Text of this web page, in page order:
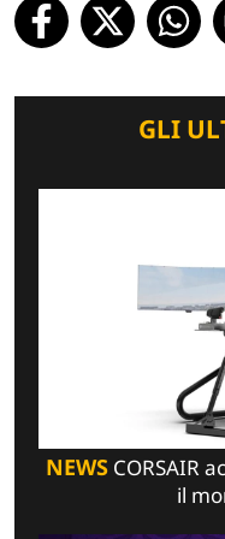
GLI
NEWSCORSAIR
il